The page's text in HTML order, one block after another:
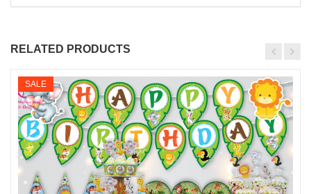
RELATED PRODUCTS
SALE